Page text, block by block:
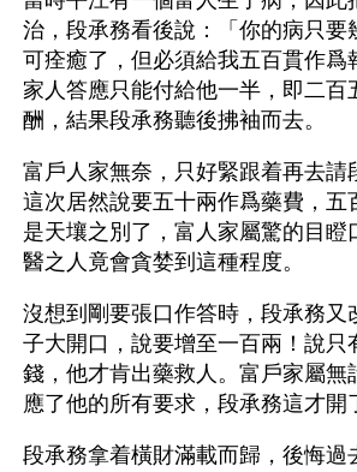
治，段承務看後說：「你的病只要
可痊癒了，但必須給我五百貫作爲
家人答應只能付給他一半，即二百
酬，結果段承務聽後拂袖而去。
富戶人家無奈，只好緊跟着再去請
這次居然說要五十兩作爲藥費，五
是天壤之別了，富人家屬驚的目瞪
醫之人竟會貪婪到這種程度。
沒想到剛要張口作答時，段承務又
子大開口，說要增至一百兩！說只
錢，他才肯出藥救人。富戶家屬無
應了他的所有要求，段承務這才開
段承務拿着橫財滿載而歸，後悔過